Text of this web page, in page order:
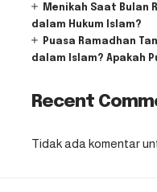
Menikah Saat Bulan
dalam Hukum Islam?
Puasa Ramadhan
dalam Islam? Apakah
Recent
Tidak ada komentar